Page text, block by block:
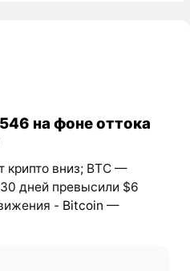
на фоне оттока
крипто вниз; BTC —
30 дней превысили $6
- Bitcoin —